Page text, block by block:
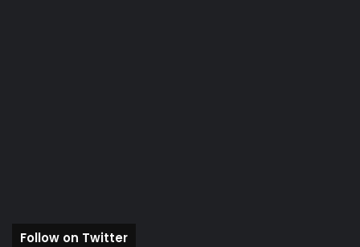
Follow on Twitter